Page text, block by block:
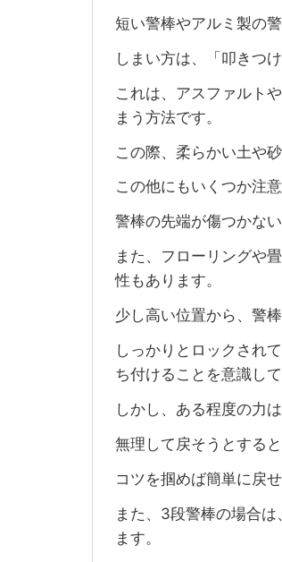
短い警棒やアルミ製の
しまい方は、「叩きつ
これは、アスファルト
まう方法です。
この際、柔らかい土や
この他にもいくつか注
警棒の先端が傷つかな
また、フローリングや
性もあります。
少し高い位置から、警
しっかりとロックされ
ち付けることを意識し
しかし、ある程度の力
無理して戻そうとする
コツを掴めば簡単に戻
また、3段警棒の場合
ます。